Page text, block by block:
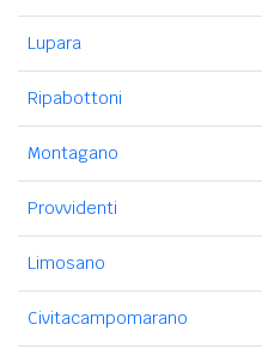
Lupara
Ripabottoni
Montagano
Provvidenti
Limosano
Civitacampomarano